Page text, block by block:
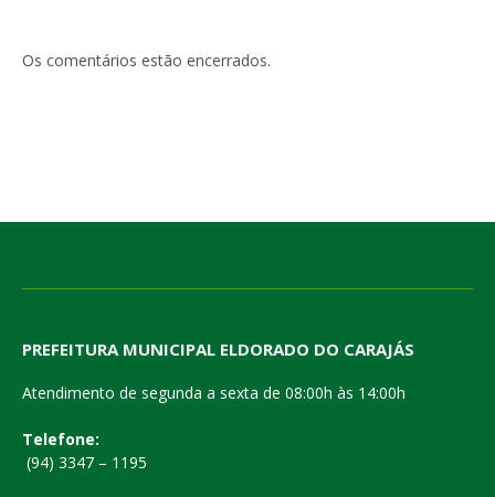
Os comentários estão encerrados.
PREFEITURA MUNICIPAL ELDORADO DO CARAJÁS
Atendimento de segunda a sexta de 08:00h às 14:00h
Telefone:
(94) 3347 – 1195